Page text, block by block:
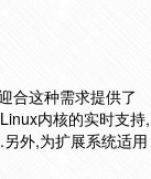
合这种需求提供了
内核的实时支持,
外,为扩展系统适用